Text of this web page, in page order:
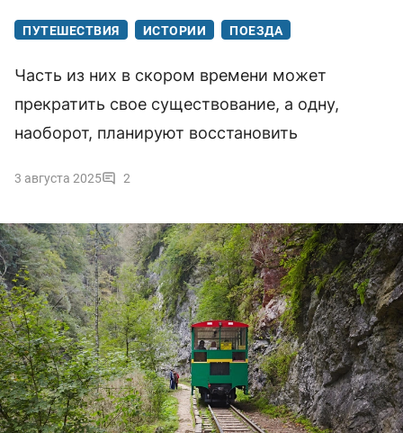
ПУТЕШЕСТВИЯ ИСТОРИИ ПОЕЗДА
Часть из них в скором времени может
прекратить свое существование, а одну,
наоборот, планируют восстановить
3 августа 2025 2